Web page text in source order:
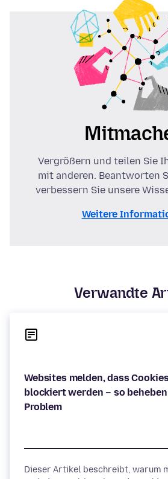
Vergrößern und teilen Sie
mit anderen. Beantworten
verbessern Sie unsere
Weitere
Verwandte
Websites melden, dass
blockiert werden – so beheben
Problem
Dieser Artikel beschreibt, warum